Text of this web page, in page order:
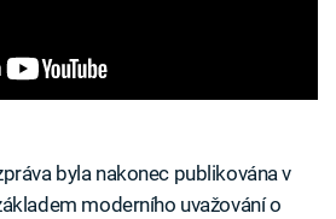
byla nakonec publikována v
moderního uvažování o